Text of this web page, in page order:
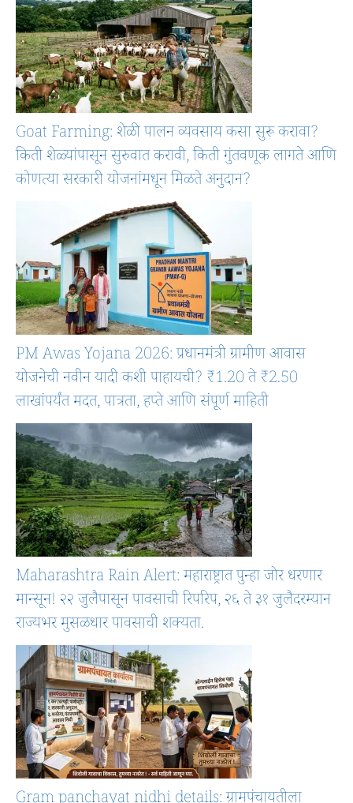
Goat Farming: शेळी पालन व्यवसाय कसा सुरू करावा?
किती शेळ्यांपासून सुरुवात करावी, किती गुंतवणूक लागते आणि
कोणत्या सरकारी योजनांमधून मिळते अनुदान?
PM Awas Yojana 2026: प्रधानमंत्री ग्रामीण आवास
योजनेची नवीन यादी कशी पाहायची? ₹1.20 ते ₹2.50
लाखांपर्यंत मदत, पात्रता, हप्ते आणि संपूर्ण माहिती
Maharashtra Rain Alert: महाराष्ट्रात पुन्हा जोर धरणार
मान्सून! २२ जुलैपासून पावसाची रिपरिप, २६ ते ३१ जुलैदरम्यान
राज्यभर मुसळधार पावसाची शक्यता.